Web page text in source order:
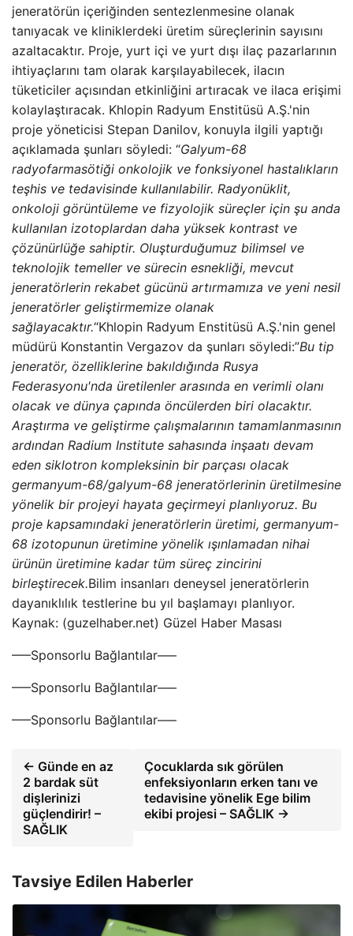
jeneratörün içeriğinden sentezlenmesine olanak
tanıyacak ve kliniklerdeki üretim süreçlerinin sayısını
azaltacaktır. Proje, yurt içi ve yurt dışı ilaç pazarlarının
ihtiyaçlarını tam olarak karşılayabilecek, ilacın
tüketiciler açısından etkinliğini artıracak ve ilaca erişimi
kolaylaştıracak. Khlopin Radyum Enstitüsü A.Ş.'nin
proje yöneticisi Stepan Danilov, konuyla ilgili yaptığı
açıklamada şunları söyledi: “Galyum-68
radyofarmasötiği onkolojik ve fonksiyonel hastalıkların
teşhis ve tedavisinde kullanılabilir. Radyonüklit,
onkoloji görüntüleme ve fizyolojik süreçler için şu anda
kullanılan izotoplardan daha yüksek kontrast ve
çözünürlüğe sahiptir. Oluşturduğumuz bilimsel ve
teknolojik temeller ve sürecin esnekliği, mevcut
jeneratörlerin rekabet gücünü artırmamıza ve yeni nesil
jeneratörler geliştirmemize olanak
sağlayacaktır.“Khlopin Radyum Enstitüsü A.Ş.'nin genel
müdürü Konstantin Vergazov da şunları söyledi:”Bu tip
jeneratör, özelliklerine bakıldığında Rusya
Federasyonu'nda üretilenler arasında en verimli olanı
olacak ve dünya çapında öncülerden biri olacaktır.
Araştırma ve geliştirme çalışmalarının tamamlanmasının
ardından Radium Institute sahasında inşaatı devam
eden siklotron kompleksinin bir parçası olacak
germanyum-68/galyum-68 jeneratörlerinin üretilmesine
yönelik bir projeyi hayata geçirmeyi planlıyoruz. Bu
proje kapsamındaki jeneratörlerin üretimi, germanyum-
68 izotopunun üretimine yönelik ışınlamadan nihai
ürünün üretimine kadar tüm süreç zincirini
birleştirecek.Bilim insanları deneysel jeneratörlerin
dayanıklılık testlerine bu yıl başlamayı planlıyor.
Kaynak: (guzelhaber.net) Güzel Haber Masası
—–Sponsorlu Bağlantılar—–
—–Sponsorlu Bağlantılar—–
—–Sponsorlu Bağlantılar—–
← Günde en az
2 bardak süt
dişlerinizi
güçlendirir! –
SAĞLIK
Çocuklarda sık görülen
enfeksiyonların erken tanı ve
tedavisine yönelik Ege bilim
ekibi projesi – SAĞLIK →
Tavsiye Edilen Haberler